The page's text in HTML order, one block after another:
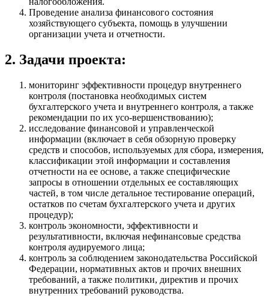
Проведение анализа финансового состояния
хозяйствующего субъекта, помощь в улучшении
организации учета и отчетности.
2. Задачи проекта:
мониторинг эффективности процедур внутреннего
контроля (постановка необходимых систем
бухгалтерского учета и внутреннего контроля, а также
рекомендации по их усо-вершенствованию);
исследование финансовой и управленческой
информации (включает в себя обзорную проверку
средств и способов, используемых для сбора, измерения,
классификации этой информации и составления
отчетности на ее основе, а также специфические
запросы в отношении отдельных ее составляющих
частей, в том числе детальное тестирование операций,
остатков по счетам бухгалтерского учета и других
процедур);
контроль экономности, эффективности и
результативности, включая нефинансовые средства
контроля аудируемого лица;
контроль за соблюдением законодательства Российской
Федерации, нормативных актов и прочих внешних
требований, а также политики, директив и прочих
внутренних требований руководства.